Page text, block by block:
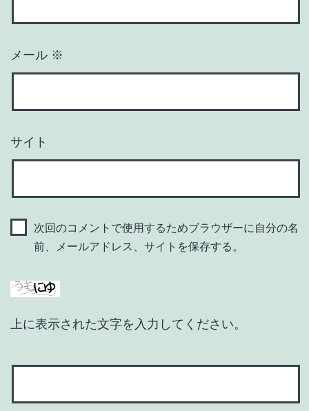
メール ※
サイト
次回のコメントで使用するためブラウザーに自分の名
前、メールアドレス、サイトを保存する。
上に表示された文字を入力してください。